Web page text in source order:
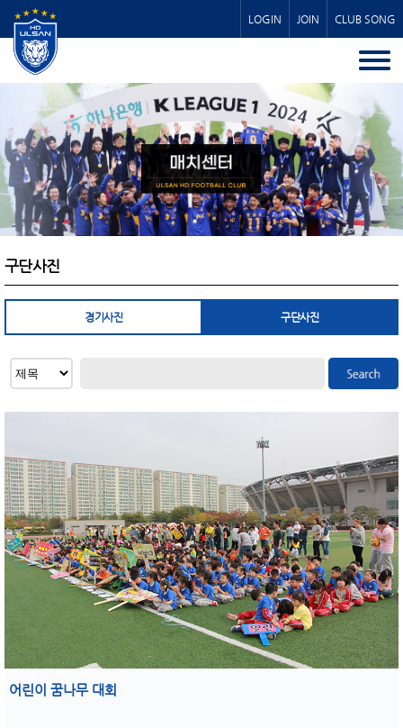
LOGIN JOIN CLUB SONG
구단사진
경기사진 구단사진
어린이 꿈나무 대회